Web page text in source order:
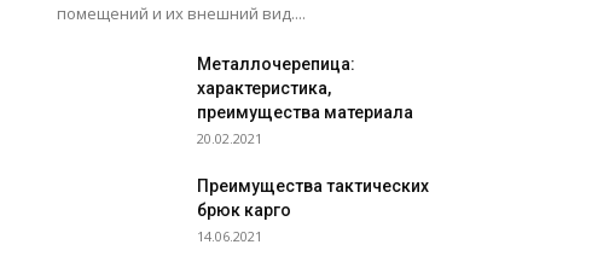
помещений и их внешний вид....
Металлочерепица:
характеристика,
преимущества материала
20.02.2021
Преимущества тактических
брюк карго
14.06.2021